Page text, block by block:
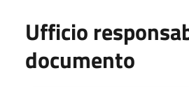
Ufficio
documento